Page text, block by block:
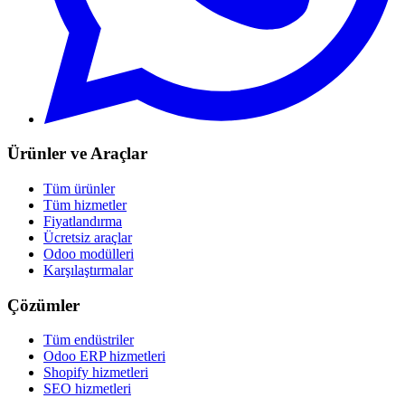
Ürünler ve Araçlar
Tüm ürünler
Tüm hizmetler
Fiyatlandırma
Ücretsiz araçlar
Odoo modülleri
Karşılaştırmalar
Çözümler
Tüm endüstriler
Odoo ERP hizmetleri
Shopify hizmetleri
SEO hizmetleri